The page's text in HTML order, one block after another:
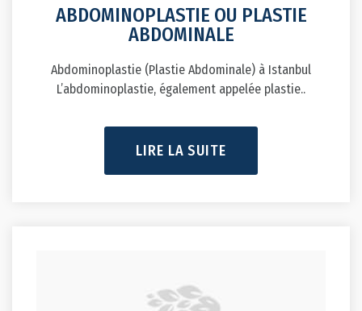
ABDOMINOPLASTIE OU PLASTIE
ABDOMINALE
Abdominoplastie (Plastie Abdominale) à Istanbul
L’abdominoplastie, également appelée plastie..
LIRE LA SUITE